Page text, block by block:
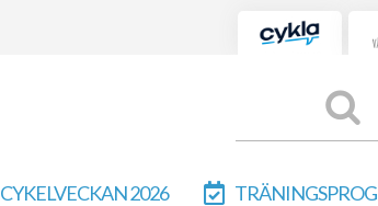
CYKELVECKAN 2026